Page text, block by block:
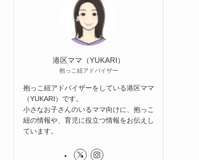
港区ママ（YUKARI）
抱っこ紐アドバイザー
抱っこ紐アドバイザーをしている港区ママ
（YUKARI）です。
小さなお子さんのいるママ向けに、抱っこ
紐の情報や、育児に役立つ情報をお伝えし
ています。